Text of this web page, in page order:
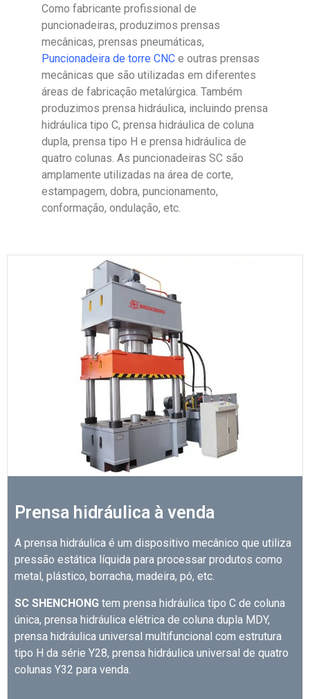
Como fabricante profissional de
puncionadeiras, produzimos prensas
mecânicas, prensas pneumáticas,
Puncionadeira de torre CNC e outras prensas
mecânicas que são utilizadas em diferentes
áreas de fabricação metalúrgica. Também
produzimos prensa hidráulica, incluindo prensa
hidráulica tipo C, prensa hidráulica de coluna
dupla, prensa tipo H e prensa hidráulica de
quatro colunas. As puncionadeiras SC são
amplamente utilizadas na área de corte,
estampagem, dobra, puncionamento,
conformação, ondulação, etc.
Prensa hidráulica à venda
A prensa hidráulica é um dispositivo mecânico que utiliza
pressão estática líquida para processar produtos como
metal, plástico, borracha, madeira, pó, etc.
SC SHENCHONG tem prensa hidráulica tipo C de coluna
única, prensa hidráulica elétrica de coluna dupla MDY,
prensa hidráulica universal multifuncional com estrutura
tipo H da série Y28, prensa hidráulica universal de quatro
colunas Y32 para venda.